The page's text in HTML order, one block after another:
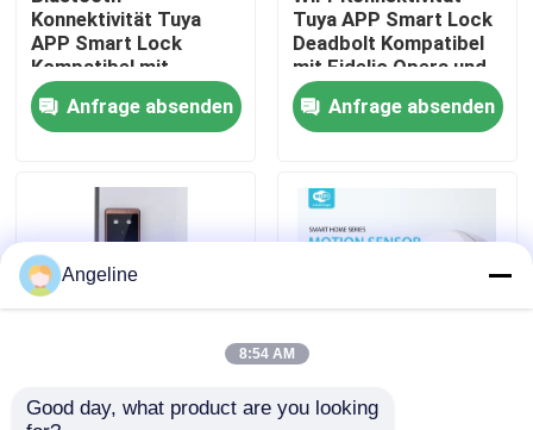
Werksbesichtigung
Qualitätskontrolle
Neuigkeiten
Rechtssachen
Bitte um ein Angebot
Download
Konnektivität Tuya
APP Smart Lock
Kompatibel mit
Türdicke 38-70mm
mit 4 AA-Batterien
Anfrage absenden
Tuya APP Smart Lock
Deadbolt Kompatibel
mit Fidelio Opera und
anderen sichere
Zugangskontrolllösung
Anfrage absenden
Zinklegierung Tuya
Umfassend geeignet
Angeline
8:54 AM
Good day, what product are you looking